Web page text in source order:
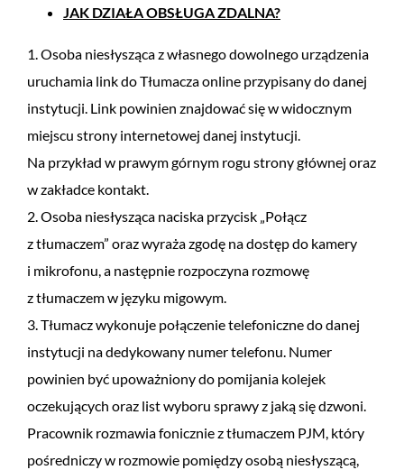
JAK DZIAŁA OBSŁUGA ZDALNA?
1. Osoba niesłysząca z własnego dowolnego urządzenia
uruchamia link do Tłumacza online przypisany do danej
instytucji. Link powinien znajdować się w widocznym
miejscu strony internetowej danej instytucji.
Na przykład w prawym górnym rogu strony głównej oraz
w zakładce kontakt.
2. Osoba niesłysząca naciska przycisk „Połącz
z tłumaczem” oraz wyraża zgodę na dostęp do kamery
i mikrofonu, a następnie rozpoczyna rozmowę
z tłumaczem w języku migowym.
3. Tłumacz wykonuje połączenie telefoniczne do danej
instytucji na dedykowany numer telefonu. Numer
powinien być upoważniony do pomijania kolejek
oczekujących oraz list wyboru sprawy z jaką się dzwoni.
Pracownik rozmawia fonicznie z tłumaczem PJM, który
pośredniczy w rozmowie pomiędzy osobą niesłyszącą,